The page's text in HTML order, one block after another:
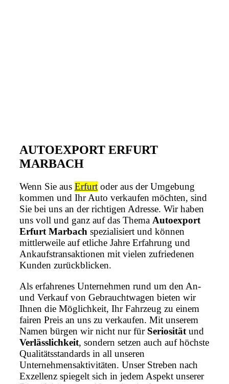
AUTOEXPORT ERFURT
MARBACH
Wenn Sie aus Erfurt oder aus der Umgebung
kommen und Ihr Auto verkaufen möchten, sind
Sie bei uns an der richtigen Adresse. Wir haben
uns voll und ganz auf das Thema Autoexport
Erfurt Marbach spezialisiert und können
mittlerweile auf etliche Jahre Erfahrung und
Ankaufstransaktionen mit vielen zufriedenen
Kunden zurückblicken.
Als erfahrenes Unternehmen rund um den An-
und Verkauf von Gebrauchtwagen bieten wir
Ihnen die Möglichkeit, Ihr Fahrzeug zu einem
fairen Preis an uns zu verkaufen. Mit unserem
Namen bürgen wir nicht nur für Seriosität und
Verlässlichkeit, sondern setzen auch auf höchste
Qualitätsstandards in all unseren
Unternehmensaktivitäten. Unser Streben nach
Exzellenz spiegelt sich in jedem Aspekt unserer